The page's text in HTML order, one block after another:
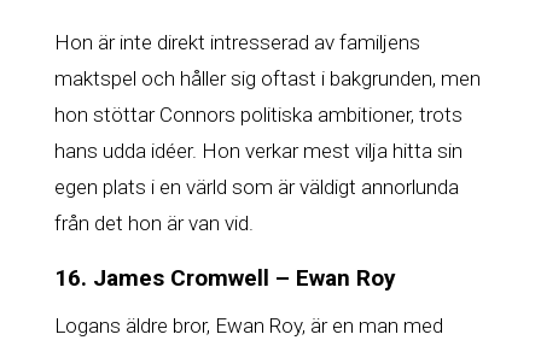
Hon är inte direkt intresserad av familjens
maktspel och håller sig oftast i bakgrunden, men
hon stöttar Connors politiska ambitioner, trots
hans udda idéer. Hon verkar mest vilja hitta sin
egen plats i en värld som är väldigt annorlunda
från det hon är van vid.
16. James Cromwell – Ewan Roy
Logans äldre bror, Ewan Roy, är en man med